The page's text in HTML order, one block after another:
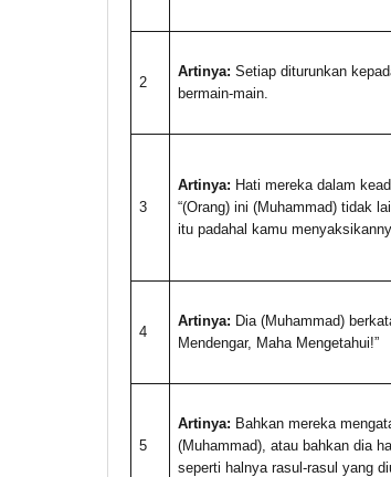
2
Artinya: Setiap diturunkan
bermain-main.
3
Artinya: Hati mereka dalam
“(Orang) ini (Muhammad) tidak
itu padahal kamu
4
Artinya: Dia (Muhammad)
Mendengar, Maha Mengetahui!”
5
Artinya: Bahkan mereka
(Muhammad), atau bahkan dia
seperti halnya rasul-rasul yang